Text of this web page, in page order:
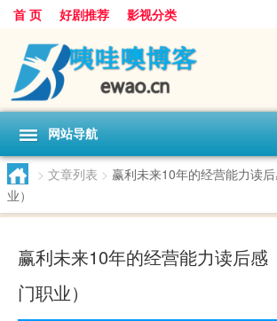
首 页 好剧推荐 影视分类
网站导航
> 文章列表 > 赢利未来10年的经营能力读
业）
赢利未来10年的经营能力读后感
门职业）